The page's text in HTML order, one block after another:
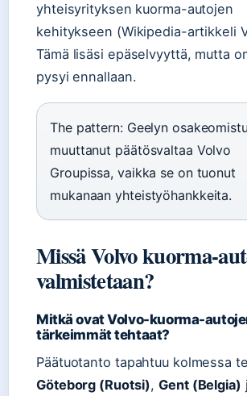
yhteisyrityksen kuorma-autojen
kehitykseen (Wikipedia-artikkeli
Tämä lisäsi epäselvyyttä, mutta
pysyi ennallaan.
The pattern: Geelyn
muuttanut päätösvaltaa Volvo
Groupissa, vaikka se on tuonut
mukanaan yhteistyöhankkeita.
Missä Volvo kuorma-
valmistetaan?
Mitkä ovat Volvo-kuorma-
tärkeimmät tehtaat?
Päätuotanto tapahtuu kolmessa
Göteborg (Ruotsi),Gent (Belgia)